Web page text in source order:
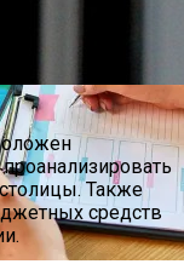
Также
средств